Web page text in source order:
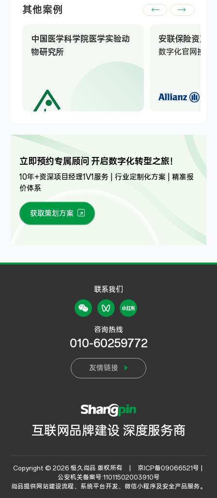
其他案例
中国医学科学院医学实验动
物研究所
安联保险资产
数字化官网换新
立即预约专属顾问 开启数字化转型之旅！
10年+资深项目经理1V1服务 | 行业定制化方案 | 精准报
价体系
获取策划方案
联系我们
咨询热线
010-60259772
友情链接
互联网品牌建设 深度服务商
Copyright © 2026 恒久尚品 版权所有 | 京ICP备09066521号 |
公安机关备案号:11011502003910号
尚品提供网站建设流程、系统平台开发、微信小程序及安全产品服务。